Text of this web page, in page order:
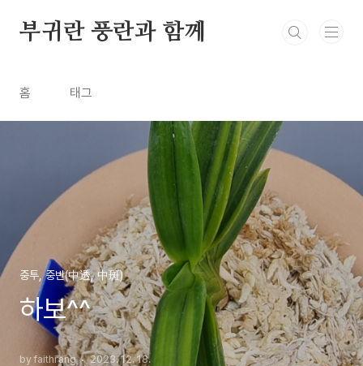
부귀란 풍란과 함께
홈 태그
중투, 중반(中透, 中斑)
하보^^
by faithrang 2023. 12. 18.